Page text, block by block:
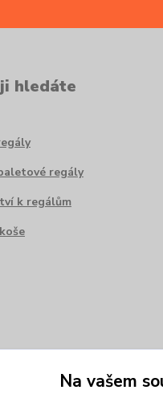
hledáte
regály
k regálům
Na vašem